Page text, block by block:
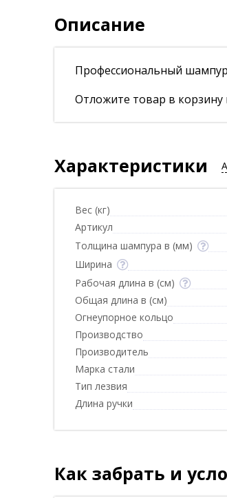
Описание
Профессиональный
Отложите товар в корзину
Характеристики
Вес (кг)
Артикул
Толщина шампура в (мм)
Ширина
Рабочая длина в (см)
Общая длина в (см)
Огнеупорное кольцо
Производство
Производитель
Марка стали
Тип лезвия
Длина ручки
Как забрать и